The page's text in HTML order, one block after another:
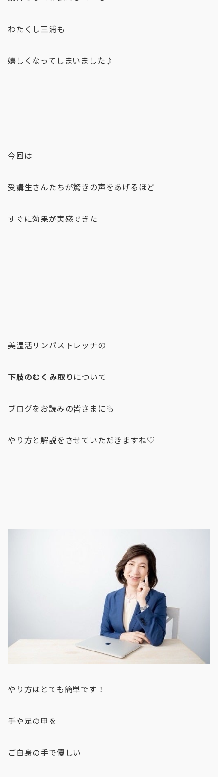
わたくし三浦も
嬉しくなってしまいました♪
今回は
受講生さんたちが驚きの声をあげるほど
すぐに効果が実感できた
美温活リンパストレッチの
下肢のむくみ取り について
ブログをお読みの皆さまにも
やり方と解説をさせていただきますね♡
やり方はとても簡単です！
手や足の甲を
ご自身の手で優しい